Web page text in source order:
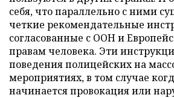
себя, что параллельно с ними
четкие рекомендательные
согласованные с ООН и
правам человека. Эти
поведения полицейских на
мероприятиях, в том случае
начинается провокация или